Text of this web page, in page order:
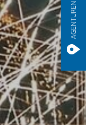
AGENTUREN